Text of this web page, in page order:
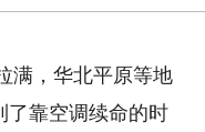
满，华北平原等地
了靠空调续命的时